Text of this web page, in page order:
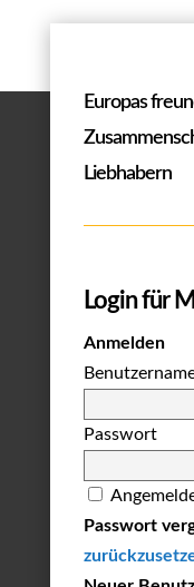
Europas
Liebhabern
Login für
Anmelden
Passwort
Passwort